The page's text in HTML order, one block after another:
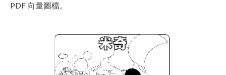
PDF 向量圖檔。